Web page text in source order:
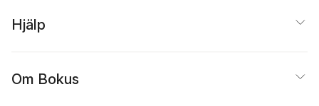
Hjälp
Om Bokus